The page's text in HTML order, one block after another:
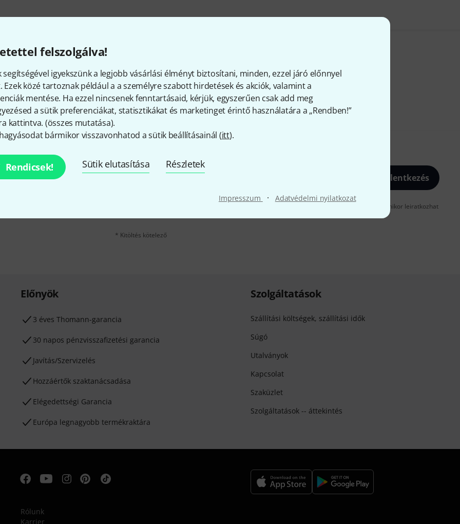
felszolgálva!
segítségével igyekszünk a legjobb vásárlási élményt biztosítani, minden, ezzel járó előnnyel
Ezek közé tartoznak például a a személyre szabott hirdetések és akciók, valamint a
mentése. Ha ezzel nincsenek fenntartásaid, kérjük, egyszerűen csak add meg
a sütik preferenciákat, statisztikákat és marketinget érintő használatára a „Rendben!”
kattintva. (összes mutatása).
bármikor visszavonhatod a sütik beállításainál (itt).
Rendicsek! Sütik elutasítása Részletek
Impresszum · Adatvédelmi nyilatkozat
Tetszik, amit látsz?
Megosztás Súgó & Visszajelzések
és kis szerencsével
Bejelentkezés
A "Bejelentkezés" gombra kattintva elfogadja, hogy e-mailben küldjünk önnek hirdetéseket. Bármikor leiratkozhat
* Kitöltés kötelező
Előnyök
3 éves Thomann-garancia
30 napos pénzvisszafizetési garancia
Javítás/Szervizelés
Hozzáértők szaktanácsadása
Elégedettségi Garancia
Európa legnagyobb termékraktára
Szolgáltatások
Szállítási költségek, szállítási idők
Súgó
Utalványok
Kapcsolat
Szaküzlet
Szolgáltatások -- áttekintés
Rólunk
Karrier